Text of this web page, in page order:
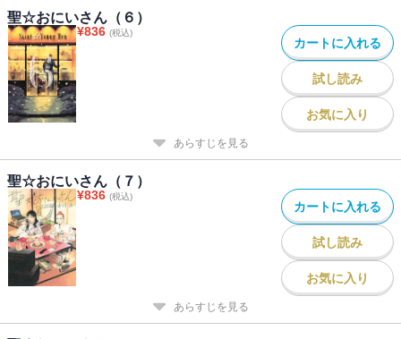
聖☆おにいさん（６）
¥836 (税込)
カートに入れる
試し読み
お気に入り
あらすじを見る
聖☆おにいさん（７）
¥836 (税込)
カートに入れる
試し読み
お気に入り
あらすじを見る